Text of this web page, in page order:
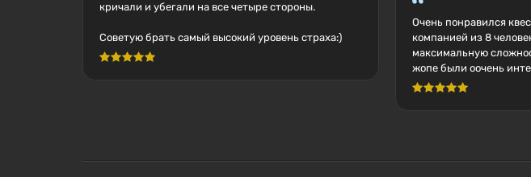
кричали и убегали на все четыре стороны.
Советую брать самый высокий уровень страха:)
Очень понравился
компанией из 8
максимальную сложность. Наказания
жопе были оочень